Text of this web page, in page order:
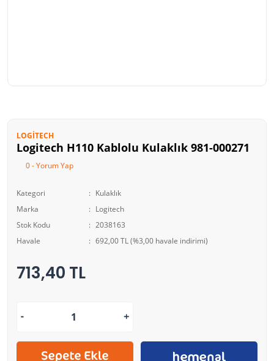
LOGITECH
Logitech H110 Kablolu Kulaklık 981-000271
0 - Yorum Yap
Kategori
Kulaklık
Marka
Logitech
Stok Kodu
2038163
Havale
692,00 TL (%3,00 havale indirimi)
713,40 TL